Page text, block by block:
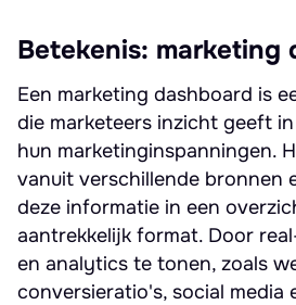
Betekenis: marketing
Een marketing dashboard is
die marketeers inzicht geeft
hun marketinginspanningen.
vanuit verschillende bronnen
deze informatie in een
aantrekkelijk format. Door
en analytics te tonen, zoals
conversieratio's, social media